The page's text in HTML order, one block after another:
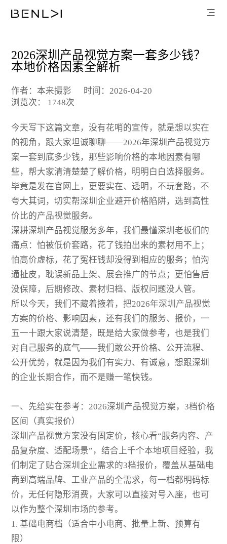
2026深圳产品视觉方案一套多少钱？
本地价格因素全解析
作者：本来摄影
时间：2026-04-20
浏览次： 1748次
今天写下这篇文章，没有花哨的宣传，就是想以实在
的视角，跟大家坦诚聊聊——2026年深圳产品视觉方
案一套到底多少钱，那些影响价格的本地因素有哪
些，帮大家清清楚楚了解价格，明明白白选择服务。
毕竟是发在官网上，更要实在、透明，不玩套路，不
夸大其词，切实帮深圳企业避开价格陷阱，选到高性
价比的产品视觉服务。
深耕深圳产品视觉服务多年，我们最懂深圳老板们的
痛点：怕被低价套路，花了钱拍出来的素材用不上；
怕高价虚标，花了冤枉钱却没得到相应的服务；怕沟
通扯皮，耽误新品上架、展会推广的节点；更怕售后
没保障，后期修改、素材归档、版权问题没人管。
所以今天，我们不藏着掖着，把2026年深圳产品视觉
方案的价格、影响因素，还有我们的服务、报价，一
五一十跟大家说清楚，既是给大家做参考，也是我们
对自己服务的底气——我们敢公开价格、公开流程、
公开优势，就是因为我们有实力、有诚意，想跟深圳
的企业长期合作，而不是赚一笔快钱。
一、先给实在参考：2026深圳产品视觉方案，3档价格
区间（真实报价）
深圳产品视觉方案没有固定价，核心看“服务内容、产
品复杂度、适配场景”，结合上千个本地项目经验，我
们制定了贴合深圳企业需求的3档报价，覆盖从基础电
商到高端品牌、工业产品的全需求，每一档都明码标
价，无任何隐形消费，大家可以直接对号入座，也可
以作为整个深圳市场的参考。
1. 基础电商档（适合中小电商、批量上新、预算有
限）